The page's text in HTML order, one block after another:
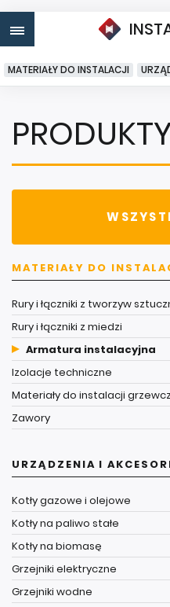
MATERIAŁY DO INSTALACJI
MATERIAŁY DO
Rury i łączniki z tworzyw
Rury i łączniki z miedzi
Armatura instalacyjna
Izolacje techniczne
Materiały do instalacji
Zawory
URZĄDZENIA I
Kotły gazowe i olejowe
Kotły na paliwo stałe
Kotły na biomasę
Grzejniki elektryczne
Grzejniki wodne